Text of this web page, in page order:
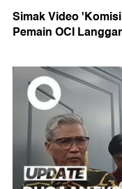
Simak Video
Pemain OCI